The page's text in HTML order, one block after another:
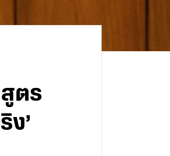
ตร
ง’